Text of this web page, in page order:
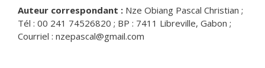
Auteur correspondant : Nze Obiang Pascal Christian ;
Tél : 00 241 74526820 ; BP : 7411 Libreville, Gabon ;
Courriel : nzepascal@gmail.com